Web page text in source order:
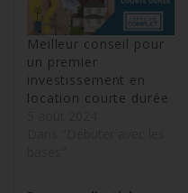
Meilleur conseil pour
un premier
investissement en
location courte durée